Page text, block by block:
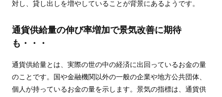
対し、貸し出しを増やしていることが背景にあるようです。
通貨供給量の伸び率増加で景気改善に期待
も・・・
通貨供給量とは、実際の世の中の経済に出回っているお金の量
のことです。国や金融機関以外の一般の企業や地方公共団体、
個人が持っているお金の量を示します。景気の指標は、通貨供